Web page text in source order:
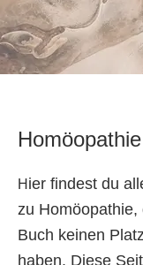
Homöopathie
H ier findest du
zu Homöopathie,
Buch keinen
haben. Diese